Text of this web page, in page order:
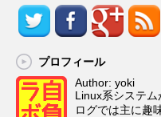
プロフィール
Author: yoki
Linux系システ
ログでは主に趣